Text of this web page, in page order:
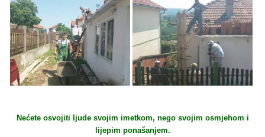
Nećete osvojiti ljude svojim imetkom, nego svojim osmjehom i
lijepim ponašanjem.